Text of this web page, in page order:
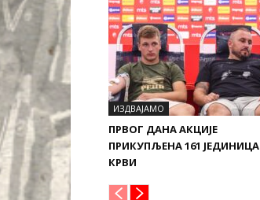
ИЗДВАЈАМО
ПРВОГ ДАНА АКЦИЈЕ
ПРИКУПЉЕНА 161 ЈЕДИНИЦА
КРВИ